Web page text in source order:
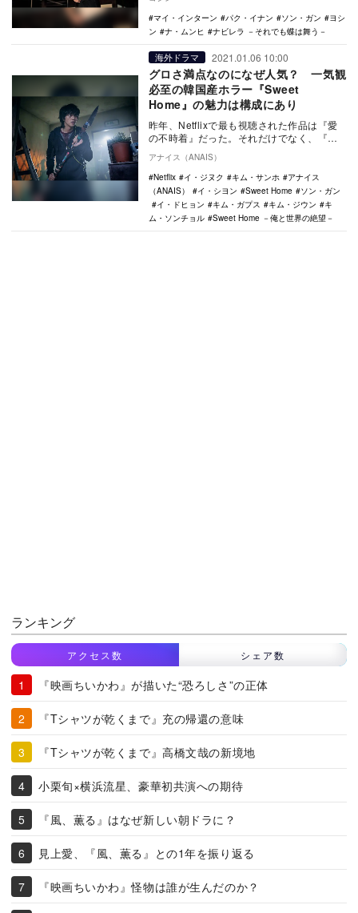
が、互いに尊敬し合…
マイ・インターン
パク・イナン ソン・ガン
ヨシ
ン
ナ・ムンヒ ナビレラ －それでも蝶は舞う－
海外ドラマ 2021.01.06 10:00
グロさ満点なのになぜ人気？ 一気観
必至の韓国産ホラー『Sweet
Home』の魅力は構成にあり
昨年、Netflixで最も視聴された作品は『愛
の不時着』だった。それだけでなく、『梨
を博し…
アナイス（ANAIS）
Netflix
イ・ジヌク キム・サンホ
アナイス
（ANAIS）
イ・シヨン Sweet Home
ソン・ガン
イ・ドヒョン
キム・ガプス キム・ジウン
キ
ム・ソンチョル
Sweet Home －俺と世界の絶望－
ランキング
アクセス数 シェア数
『映画ちいかわ』が描いた“恐ろしさ”の正体
『Tシャツが乾くまで』充の帰還の意味
『Tシャツが乾くまで』高橋文哉の新境地
小栗旬×横浜流星、豪華初共演への期待
『風、薫る』はなぜ新しい朝ドラに？
見上愛、『風、薫る』との1年を振り返る
『映画ちいかわ』怪物は誰が生んだのか？